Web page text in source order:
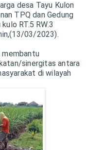
desa Tayu Kulon
TPQ dan Gedung
RT.5 RW.3
03/2023).
membantu
sinergitas antara
di wilayah